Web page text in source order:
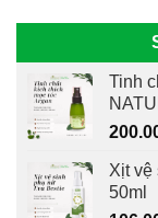
Tinh
Xịt vệ
50ml